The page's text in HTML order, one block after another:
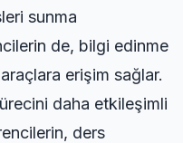
sunma
de, bilgi edinme
erişim sağlar.
daha etkileşimli
ders